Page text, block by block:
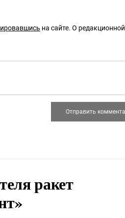
на сайте. О редакционной
ракет